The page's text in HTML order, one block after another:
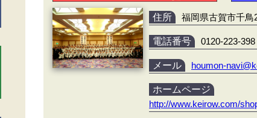
住所 福岡県古賀市千鳥
電話番号 0120-223-398
メール houmon-
ホームページ
http://www.keirow.com/